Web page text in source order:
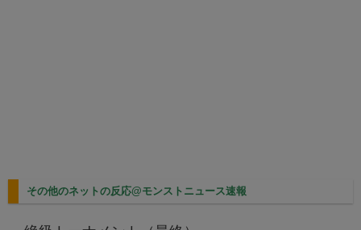
その他のネットの反応@モンストニュース速報